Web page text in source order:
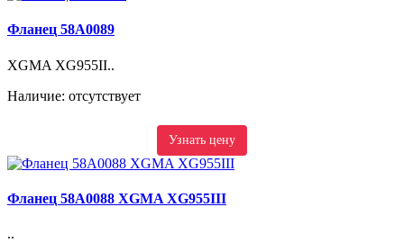
Фланец 58A0089
XGMA XG955II..
Наличие: отсутствует
Узнать цену
Фланец 58A0088 XGMA XG955III
..